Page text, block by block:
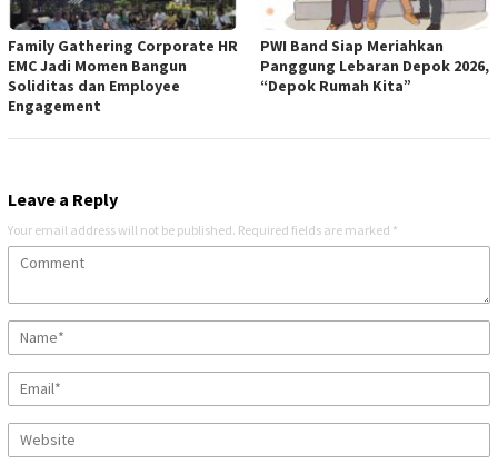
Family Gathering Corporate HR
EMC Jadi Momen Bangun
Soliditas dan Employee
Engagement
PWI Band Siap Meriahkan
Panggung Lebaran Depok 2026,
“Depok Rumah Kita”
Leave a Reply
Your email address will not be published. Required fields are marked *